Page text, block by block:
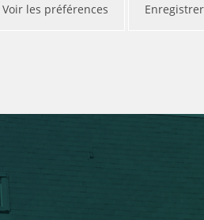
Voir les préférences